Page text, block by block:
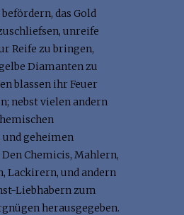
das Gold
unreife
Reife zu bringen,
Diamanten zu
blassen ihr Feuer
nebst vielen andern
geheimen
Chemicis, Mahlern,
Lackirern, und andern
Liebhabern zum
herausgegeben.